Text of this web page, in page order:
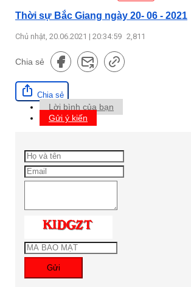
Thời sự Bắc Giang ngày 20- 06 - 2021
Chủ nhật, 20.06.2021 | 20:34:59 2,811
Chia sẻ
Chia sẻ
Lời bình của bạn
Gửi ý kiến
Gửi